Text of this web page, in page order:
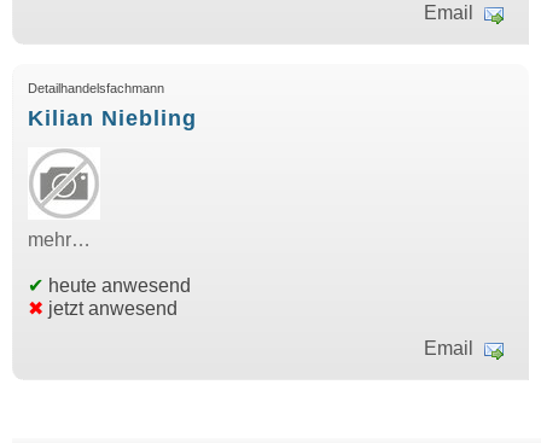
Email
Detailhandelsfachmann
Kilian Niebling
mehr…
✔ heute anwesend
✖ jetzt anwesend
Email